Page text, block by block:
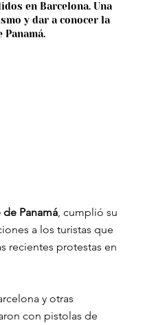
en Barcelona. Una
y dar a conocer la
Panamá , cumplió su
a los turistas que
recientes protestas en
y otras
con pistolas de